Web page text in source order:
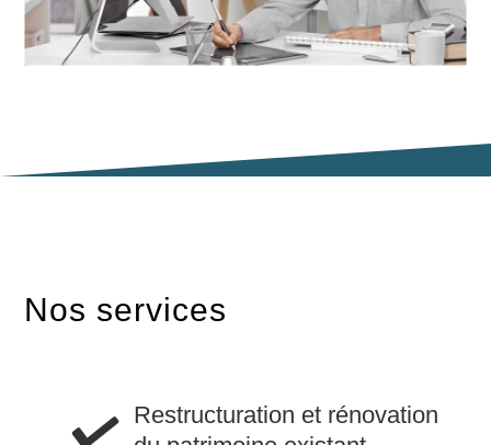
Nos services
Restructuration et rénovation